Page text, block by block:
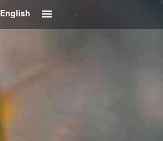
English